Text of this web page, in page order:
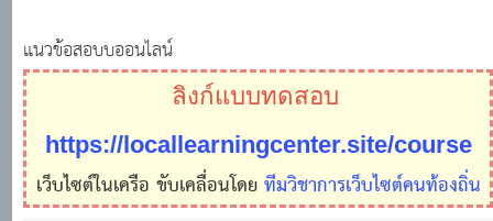
แนวข้อสอบบออนไลน์
ลิงก์แบบทดสอบ
https://locallearningcenter.site/course
เว็บไซต์ในเครือ ขับเคลื่อนโดยทีมวิชาการเว็บไซต์คนท้องถิ่น